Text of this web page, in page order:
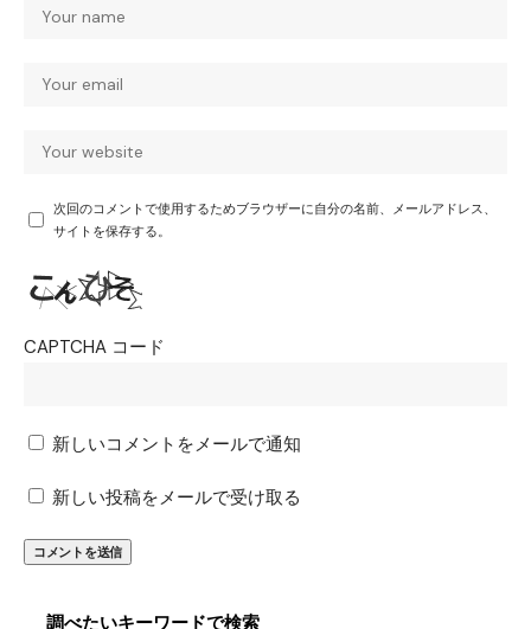
次回のコメントで使用するためブラウザーに自分の名前、メールアドレス、
サイトを保存する。
CAPTCHA コード
新しいコメントをメールで通知
新しい投稿をメールで受け取る
調べたいキーワードで検索